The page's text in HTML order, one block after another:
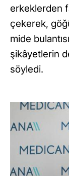
erkeklerden
çekerek,
mide
şikâyetlerin
söyledi.